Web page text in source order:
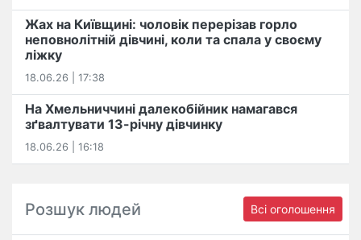
Жах на Київщині: чоловік перерізав горло
неповнолітній дівчині, коли та спала у своєму
ліжку
18.06.26 | 17:38
На Хмельниччині далекобійник намагався
зґвалтувати 13-річну дівчинку
18.06.26 | 16:18
Розшук людей Всі оголошення